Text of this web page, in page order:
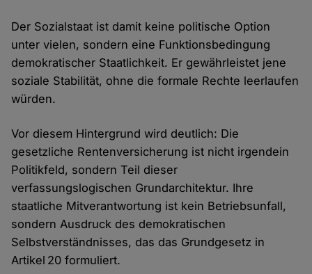
Der Sozialstaat ist damit keine politische Option
unter vielen, sondern eine Funktionsbedingung
demokratischer Staatlichkeit. Er gewährleistet jene
soziale Stabilität, ohne die formale Rechte leerlaufen
würden.
Vor diesem Hintergrund wird deutlich: Die
gesetzliche Rentenversicherung ist nicht irgendein
Politikfeld, sondern Teil dieser
verfassungslogischen Grundarchitektur. Ihre
staatliche Mitverantwortung ist kein Betriebsunfall,
sondern Ausdruck des demokratischen
Selbstverständnisses, das das Grundgesetz in
Artikel 20 formuliert.